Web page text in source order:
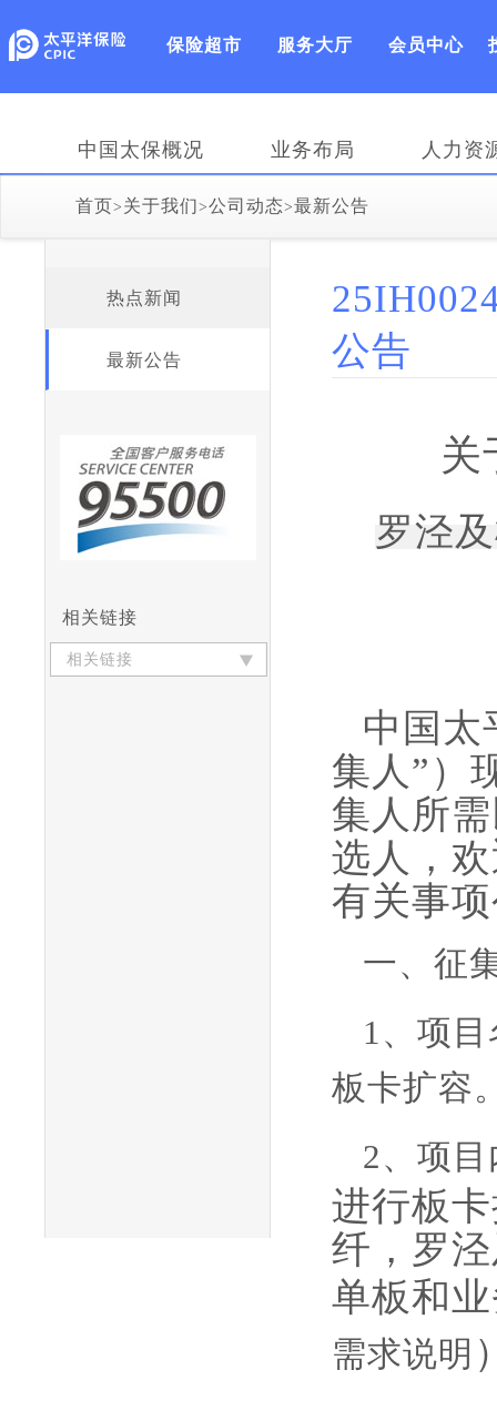
保险超市 服务大厅 会员中心
中国太保概况 业务布局 人力资
首页> 关于我们>公司动态>最新公告
热点新闻
最新公告
相关链接
相关链接
公告
关
罗泾
中国太
集人”）
集人所
选人，
有关事
一、征
1、项
板卡扩容
2、项
进行板
纤，罗
单板和
需求说明